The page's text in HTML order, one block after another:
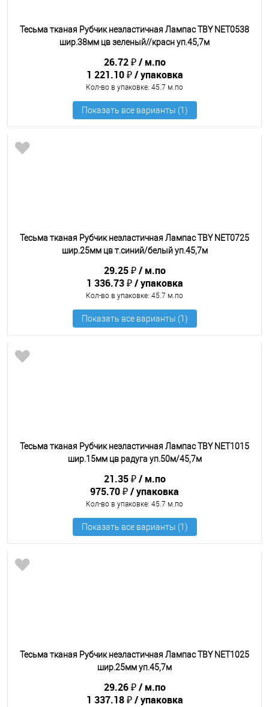
Тесьма тканая Рубчик неэластичная Лампас TBY NET0538
шир.38мм цв зеленый//красн уп.45,7м
26.72 ₽
м.по
1 221.10 ₽
упаковка
Кол-во в упаковке: 45.7 м.по
Тесьма тканая Рубчик неэластичная Лампас TBY NET0725
шир.25мм цв т.синий/белый уп.45,7м
29.25 ₽
м.по
1 336.73 ₽
упаковка
Кол-во в упаковке: 45.7 м.по
Тесьма тканая Рубчик неэластичная Лампас TBY NET1015
шир.15мм цв радуга уп.50м/45,7м
21.35 ₽
м.по
975.70 ₽
упаковка
Кол-во в упаковке: 45.7 м.по
Тесьма тканая Рубчик неэластичная Лампас TBY NET1025
шир.25мм уп.45,7м
29.26 ₽
м.по
1 337.18 ₽
упаковка